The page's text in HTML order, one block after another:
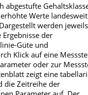
abgestufte
Werte landesweit
werden
der
Güte und
Klick auf eine
oder zur
zeigt eine
die Zeitreihe der